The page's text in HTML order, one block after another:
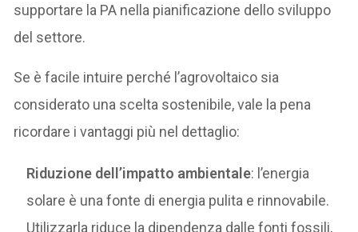
supportare la PA nella pianificazione dello sviluppo
del settore.
Se è facile intuire perché l’agrovoltaico sia
considerato una scelta sostenibile, vale la pena
ricordare i vantaggi più nel dettaglio:
Riduzione dell’impatto ambientale: l’energia
solare è una fonte di energia pulita e rinnovabile.
Utilizzarla riduce la dipendenza dalle fonti fossili,